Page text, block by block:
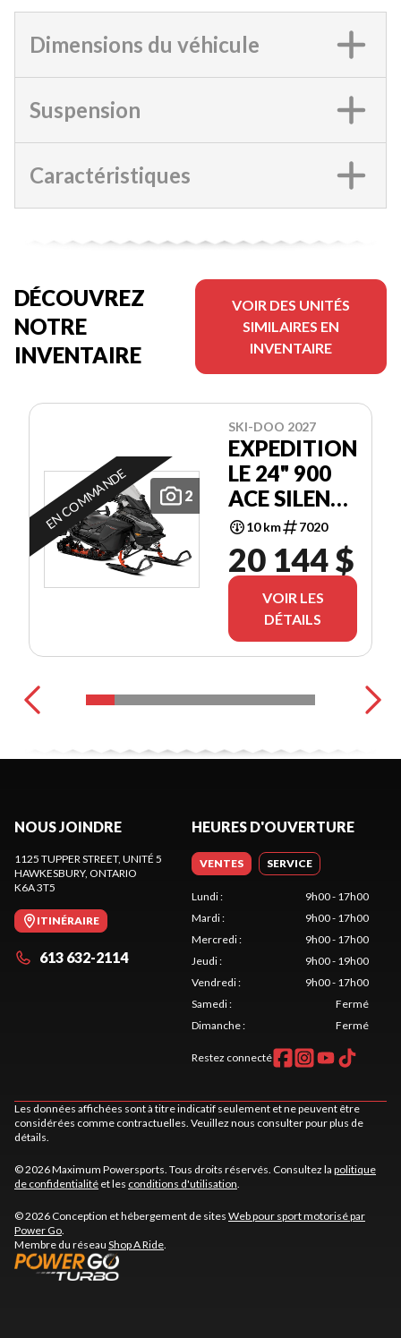
Dimensions du véhicule
Suspension
Caractéristiques
DÉCOUVREZ
NOTRE
INVENTAIRE
VOIR DES UNITÉS
SIMILAIRES EN
INVENTAIRE
2
EN COMMANDE
SKI-DOO 2027
EXPEDITION
LE 24" 900
ACE SILENT
COBRA 1.5"
E.S.
10 km 7020
20 144 $
VOIR LES
DÉTAILS
NOUS JOINDRE
1125 TUPPER STREET, UNITÉ 5
HAWKESBURY, ONTARIO
K6A 3T5
ITINÉRAIRE
613 632-2114
HEURES D'OUVERTURE
VENTES SERVICE
Lundi:
9h00 - 17h00
Mardi:
9h00 - 17h00
Mercredi:
9h00 - 17h00
Jeudi:
9h00 - 19h00
Vendredi:
9h00 - 17h00
Samedi:
Fermé
Dimanche: Fermé
Restez connecté
Les données affichées sont à titre indicatif seulement et ne peuvent être
considérées comme contractuelles. Veuillez nous consulter pour plus de
détails.
© 2026 Maximum Powersports. Tous droits réservés. Consultez la politique
de confidentialité et les conditions d'utilisation.
© 2026 Conception et hébergement de sites Web pour sport motorisé par
Power Go.
Membre du réseau Shop A Ride.